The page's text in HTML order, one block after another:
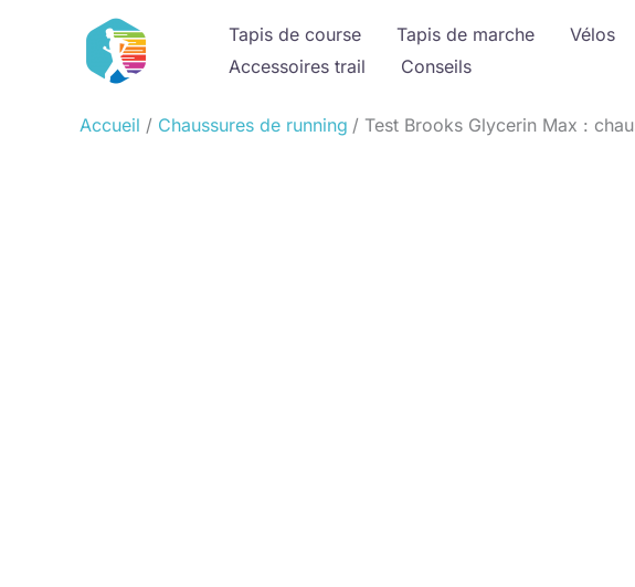
Tapis de course Tapis de marche Vélos
Accessoires trail
Conseils
Accueil Chaussures de running Test Brooks Glycerin Max :